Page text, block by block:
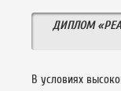
ДИПЛОМ
В условиях